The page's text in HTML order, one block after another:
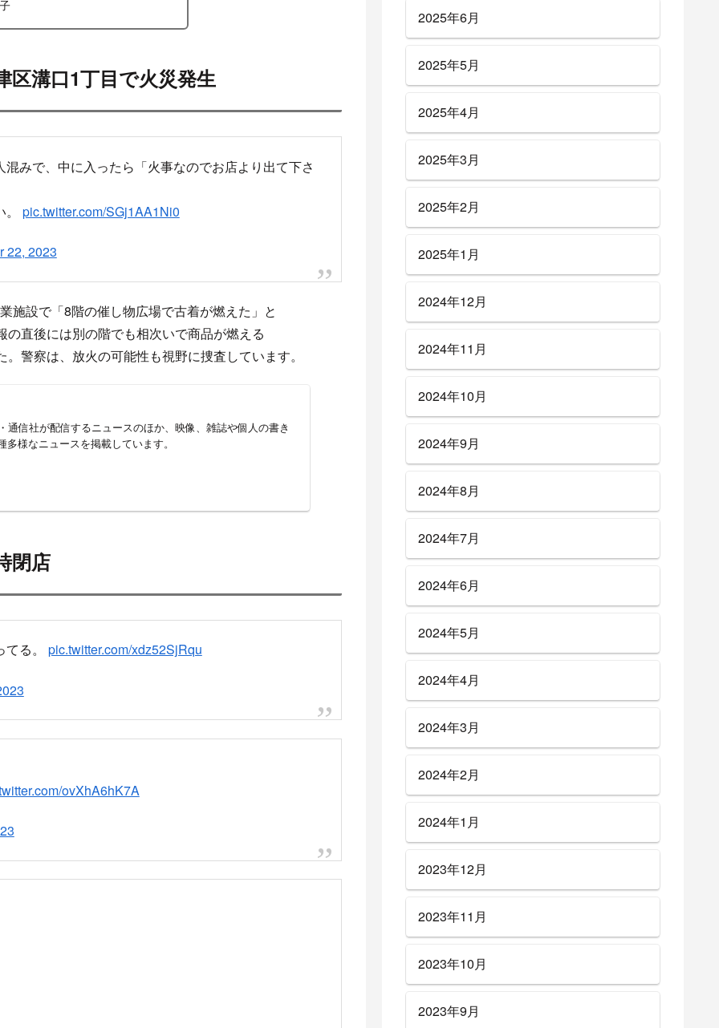
溝口1丁目で火災発生
みで、中に入ったら「火事なのでお店より出て下さ
pic.twitter.com/SGj1AA1Ni0
22, 2023
施設で「8階の催し物広場で古着が燃えた」と
直後には別の階でも相次いで商品が燃える
警察は、放火の可能性も視野に捜査しています。
通信社が配信するニュースのほか、映像、雑誌や個人の書き
様なニュースを掲載しています。
閉店
る。 pic.twitter.com/xdz52SjRqu
ovXhA6hK7A
2025年6月
2025年5月
2025年4月
2025年3月
2025年2月
2025年1月
2024年12月
2024年11月
2024年10月
2024年9月
2024年8月
2024年7月
2024年6月
2024年5月
2024年4月
2024年3月
2024年2月
2024年1月
2023年12月
2023年11月
2023年10月
2023年9月